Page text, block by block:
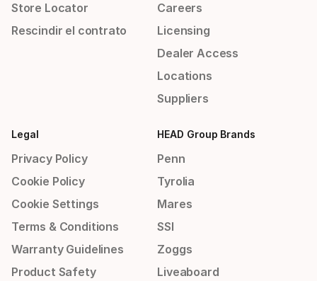
Store Locator
Rescindir el contrato
Careers
Licensing
Dealer Access
Locations
Suppliers
Legal
Privacy Policy
Cookie Policy
Cookie Settings
Terms & Conditions
Warranty Guidelines
Product Safety
HEAD Group Brands
Penn
Tyrolia
Mares
SSI
Zoggs
Liveaboard